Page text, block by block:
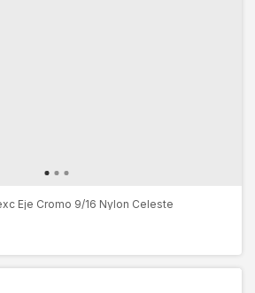
Eje Cromo 9/16 Nylon Celeste